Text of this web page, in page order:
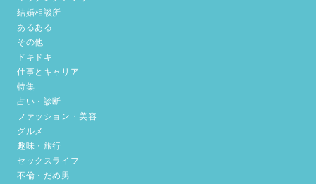
結婚相談所
あるある
その他
ドキドキ
仕事とキャリア
特集
占い・診断
ファッション・美容
グルメ
趣味・旅行
セックスライフ
不倫・だめ男